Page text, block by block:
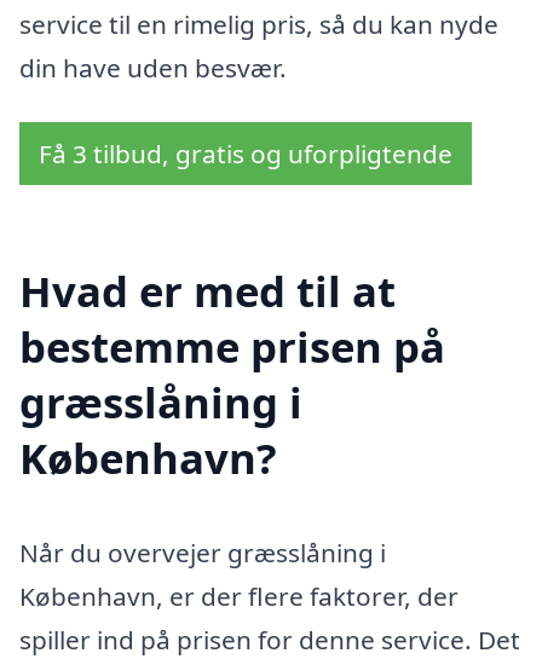
service til en rimelig pris, så du kan nyde
din have uden besvær.
Få 3 tilbud, gratis og uforpligtende
Hvad er med til at
bestemme prisen på
græsslåning i
København?
Når du overvejer græsslåning i
København, er der flere faktorer, der
spiller ind på prisen for denne service. Det